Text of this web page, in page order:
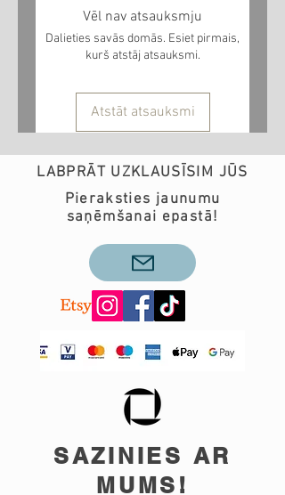
Vēl nav atsauksmju
Dalieties savās domās. Esiet pirmais,
kurš atstāj atsauksmi.
Atstāt atsauksmi
LABPRĀT UZKLAUSĪSIM JŪS
Pieraksties jaunumu
saņēmšanai epastā!
SAZINIES AR
MUMS!